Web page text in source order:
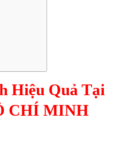
Hiệu Quả Tại
CHÍ MINH